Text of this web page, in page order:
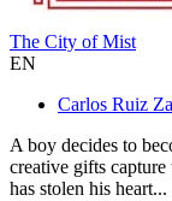
The City of Mist
EN
Carlos Ruiz
A boy decides to
creative gifts
has stolen his heart...